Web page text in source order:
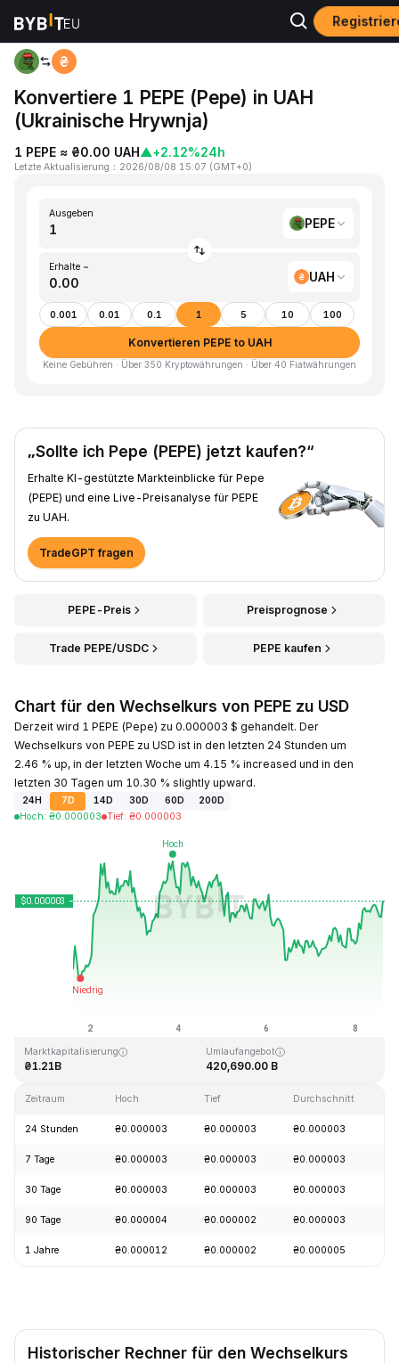
Home PEPE to UAH
Konvertiere 1 PEPE (Pepe) in UAH
(Ukrainische Hrywnja)
1 PEPE ≈ ₴0.00 UAH▲+2.12%24h
Letzte Aktualisierung ： 2026/08/08 15:07 (GMT+0)
Ausgeben
PEPE
Erhalte ~
UAH
0.001 0.01 0.1 1 5 10 100
Konvertieren PEPE to UAH
Keine Gebühren · Über 350 Kryptowährungen · Über 40 Fiatwährungen
„Sollte ich Pepe (PEPE) jetzt kaufen?“
Erhalte KI-gestützte Markteinblicke für Pepe
(PEPE) und eine Live-Preisanalyse für PEPE
zu UAH.
TradeGPT fragen
PEPE-Preis Preisprognose
Trade PEPE/USDC PEPE kaufen
Chart für den Wechselkurs von PEPE zu USD
Derzeit wird 1 PEPE (Pepe) zu 0.000003 $ gehandelt. Der
Wechselkurs von PEPE zu USD ist in den letzten 24 Stunden um
2.46 % up, in der letzten Woche um 4.15 % increased und in den
letzten 30 Tagen um 10.30 % slightly upward.
24H 7D 14D 30D 60D
200D
Hoch: ₴0.000003 Tief: ₴0.000003
Zuletzt aktualisiert: 2026-08-08, 15:07 GMT+0
₴0.000000
Marktkapitalisierung
₴1.21B
Umlaufangebot
420,690.00 B
Zeitraum Hoch Tief Durchschnitt
24 Stunden ₴0.000003 ₴0.000003 ₴0.000003
7 Tage ₴0.000003 ₴0.000003 ₴0.000003
30 Tage ₴0.000003 ₴0.000003 ₴0.000003
90 Tage ₴0.000004 ₴0.000002 ₴0.000003
1 Jahre ₴0.000012 ₴0.000002 ₴0.000005
Historischer Rechner für den Wechselkurs